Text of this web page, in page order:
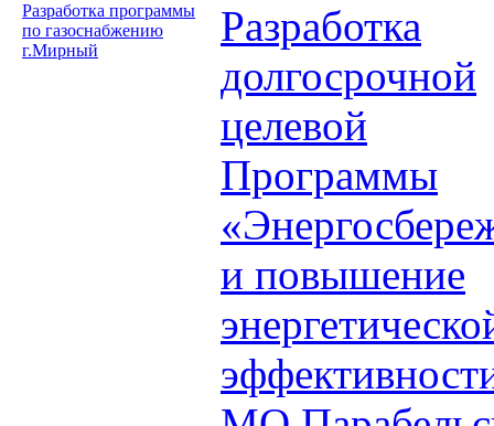
Разработка программы
по газоснабжению
г.Мирный
Разработка
долгосрочной
целевой
Программы
и повышение